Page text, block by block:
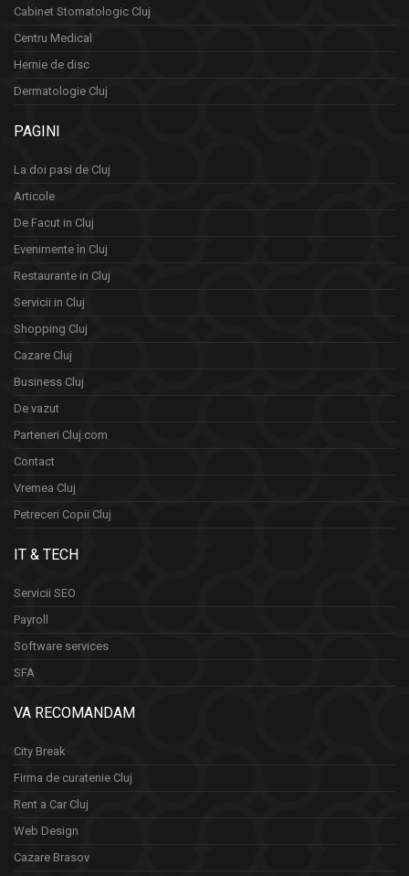
Cabinet Stomatologic Cluj
Centru Medical
Hernie de disc
Dermatologie Cluj
PAGINI
La doi pasi de Cluj
Articole
De Facut in Cluj
Evenimente în Cluj
Restaurante in Cluj
Servicii in Cluj
Shopping Cluj
Cazare Cluj
Business Cluj
De vazut
Parteneri Cluj.com
Contact
Vremea Cluj
Petreceri Copii Cluj
IT & TECH
Servicii SEO
Payroll
Software services
SFA
VA RECOMANDAM
City Break
Firma de curatenie Cluj
Rent a Car Cluj
Web Design
Cazare Brasov